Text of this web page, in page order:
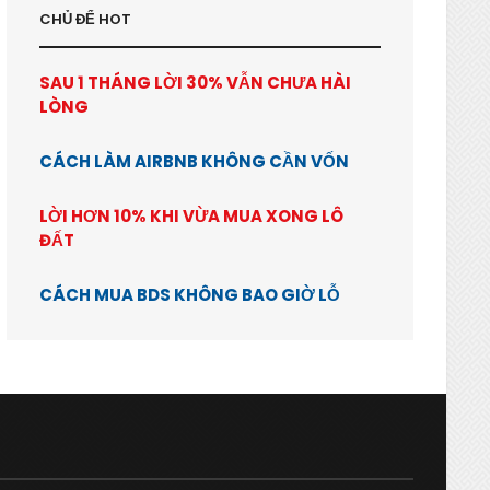
CHỦ ĐỂ HOT
SAU 1 THÁNG LỜI 30% VẪN CHƯA HÀI
LÒNG
CÁCH LÀM AIRBNB KHÔNG CẦN VỐN
LỜI HƠN 10% KHI VỪA MUA XONG LÔ
ĐẤT
CÁCH MUA BDS KHÔNG BAO GIỜ LỖ